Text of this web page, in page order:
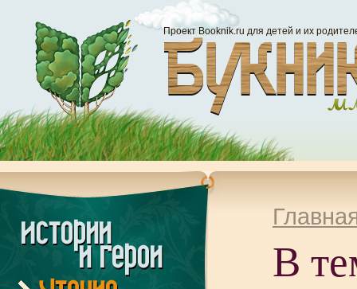
Проект Booknik.ru для детей и их
В